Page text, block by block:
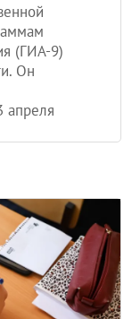
(ГИА-9)
Он
апреля